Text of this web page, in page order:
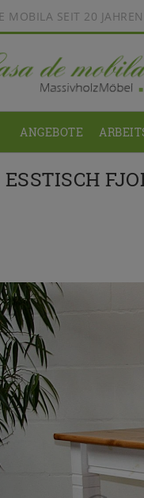
MOBILA SEIT 20
ANGEBOTE
ESSTISCH